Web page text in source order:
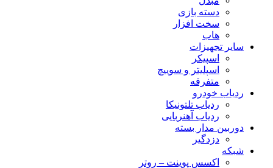
دسته بازی
سخت افزار
هاب
سایر تجهیزات
اسپیکر
اسپلیتر و سوییچ
متفرقه
ردیاب خودرو
ردیاب تلتونیکا
ردیاب آهنربایی
دوربین مدار بسته
دزدگیر
شبکه
اکسس پوینت – روتر